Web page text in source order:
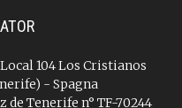
104 Los Cristianos
- Spagna
Tenerife n° TF-70244